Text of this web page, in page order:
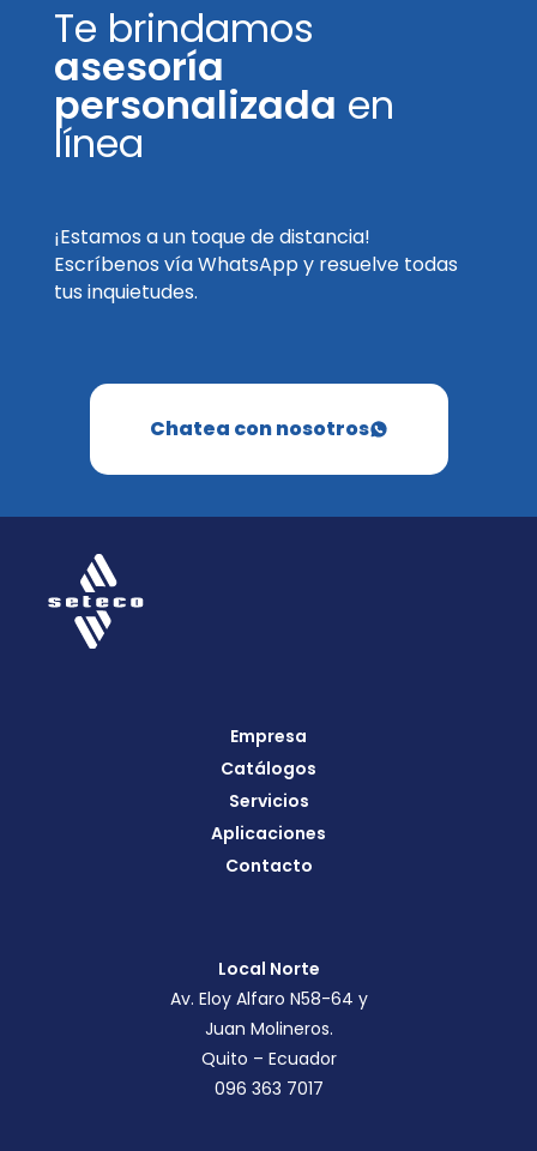
Te brindamos
asesoría
personalizada en
línea
¡Estamos a un toque de distancia!
Escríbenos vía WhatsApp y resuelve todas
tus inquietudes.
Chatea con nosotros
Empresa
Catálogos
Servicios
Aplicaciones
Contacto
Local Norte
Av. Eloy Alfaro N58-64 y
Juan Molineros.
Quito – Ecuador
096 363 7017